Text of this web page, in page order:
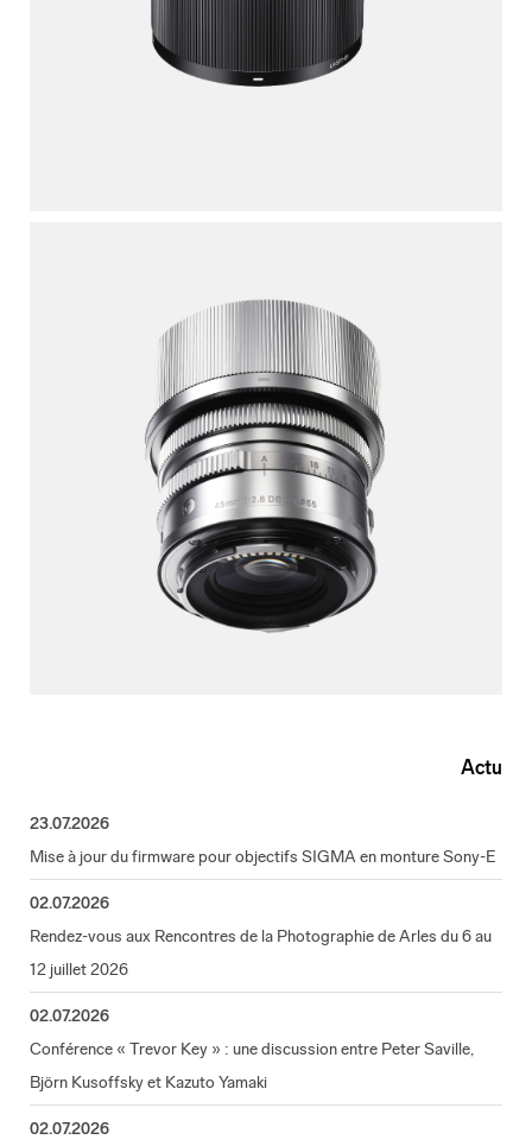
Actu
23.07.2026
Mise à jour du firmware pour objectifs SIGMA en monture Sony-E
02.07.2026
Rendez-vous aux Rencontres de la Photographie de Arles du 6 au
12 juillet 2026
02.07.2026
Conférence « Trevor Key » : une discussion entre Peter Saville,
Björn Kusoffsky et Kazuto Yamaki
02.07.2026